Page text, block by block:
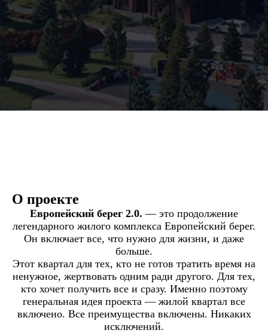
О проекте
Европейский берег 2.0. — это продолжение
легендарного жилого комплекса Европейский берег.
Он включает все, что нужно для жизни, и даже
больше.
Этот квартал для тех, кто не готов тратить время на
ненужное, жертвовать одним ради другого. Для тех,
кто хочет получить все и сразу. Именно поэтому
генеральная идея проекта — жилой квартал все
включено. Все преимущества включены. Никаких
исключений.